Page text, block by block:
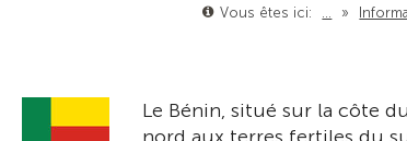
Vous êtes ici: … »
Le Bénin, situé sur la côte